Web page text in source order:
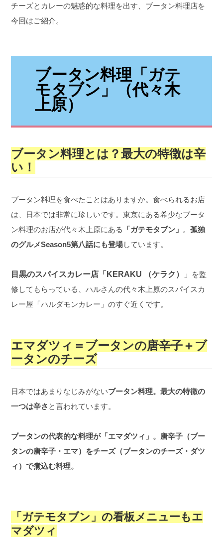
チーズとカレーの魅惑的な料理を出す、ブータン料理店を
今回はご紹介。
ブータン料理「 ガテ
モタブン」（代々木
上原）
ブータン料理とは？最大の特徴は辛
い！
ブータン料理を食べたことはありますか。食べられるお店
は、日本では非常に珍しいです。東京にある希少なブータ
ン料理のお店が代々木上原にある
「ガテモタブン」 。孤独
のグルメSeason5第八話にも登場しています。
目黒のスパイスカレー店「KERAKU （ケラク） 」 を監
修してもらっている、ハルさんの代々木上原のスパイスカ
レー屋「ハルダモンカレー」のすぐ近くです。
エマダツィ＝ブータンの唐辛子＋ブ
ータンのチーズ
日本ではあまりなじみがないブータン料理。最大の特徴の
一つは辛さ と言われています。
ブータンの代表的な料理が「エマダツィ」。 唐辛子（ブー
タンの唐辛子・エマ）をチーズ（ブータンのチーズ・ダツ
ィ）で煮込む料理。
「ガテモタブン」の看板メニューもエ
マダツィ